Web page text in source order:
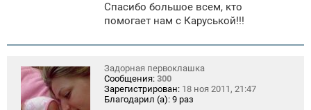
Спасибо большое всем, кто
помогает нам с Каруськой!!!
Задорная первоклашка
Сообщения: 300
Зарегистрирован: 18 ноя 2011, 21:47
Благодарил (а): 9 раз